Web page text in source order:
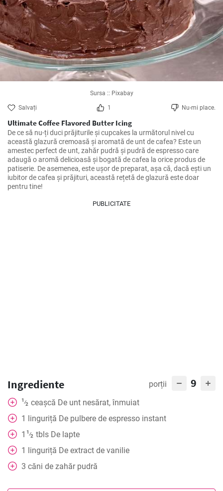
Sursa :: Pixabay
Salvați 1 Nu-mi place.
Ultimate Coffee Flavored Butter Icing
De ce să nu-ți duci prăjiturile și cupcakes la următorul nivel cu
această glazură cremoasă și aromată de unt de cafea? Este un
amestec perfect de unt, zahăr pudră și pudră de espresso care
adaugă o aromă delicioasă și bogată de cafea la orice produs de
patiserie. De asemenea, este ușor de preparat, așa că, dacă ești un
iubitor de cafea și prăjituri, această rețetă de glazură este doar
pentru tine!
PUBLICITATE
Ingrediente porții 9
1⁄2 ceașcă De unt nesărat, înmuiat
1 linguriță De pulbere de espresso instant
1 1⁄2 tbls De lapte
1 linguriță De extract de vanilie
3 căni de zahăr pudră